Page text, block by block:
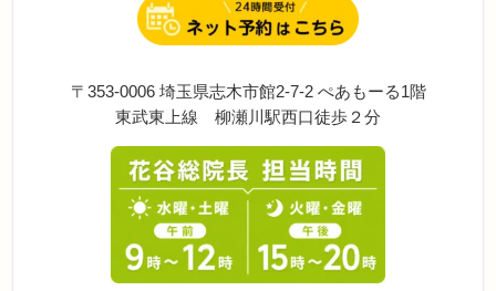
〒353-0006 埼玉県志木市館2-7-2 ぺあもーる1階
東武東上線 柳瀬川駅西口徒歩２分